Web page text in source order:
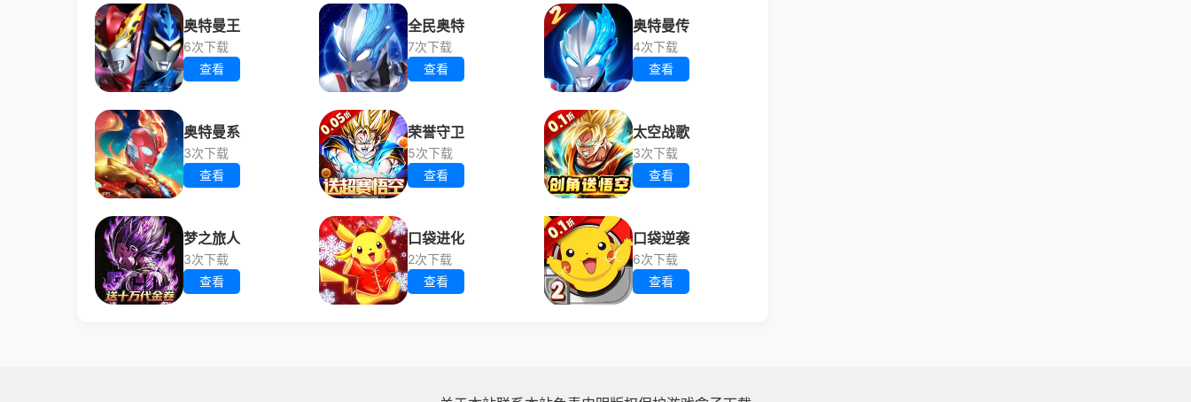
奥特曼王
6次下载
查看
全民奥特
7次下载
查看
奥特曼传
4次下载
查看
奥特曼系
3次下载
查看
荣誉守卫
5次下载
查看
太空战歌
3次下载
查看
梦之旅人
3次下载
查看
口袋进化
2次下载
查看
口袋逆袭
6次下载
查看